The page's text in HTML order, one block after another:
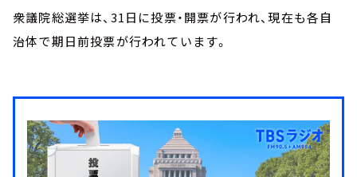
衆議院総選挙は、31日に投票・開票が行われ、現在も各自
治体で期日前投票が行われています。